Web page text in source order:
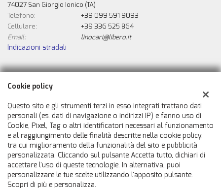
74027 San Giorgio Ionico (TA)
Telefono:
+39 099 591 9093
Cellulare:
+39 336 525 864
Email:
linocari@libero.it
Indicazioni stradali
Dati fiscali:
Automobili Caricasulo Snc
Via Carducci, 33, San Giorgio Ionico (TA)
C.F/P.IVA:02007050731
Registro delle imprese:TA
Cookie policy
Questo sito e gli strumenti terzi in esso integrati trattano dati
personali (es. dati di navigazione o indirizzi IP) e fanno uso di
Cookie, Pixel, Tag o altri identificatori necessari al funzionamento
e al raggiungimento delle finalità descritte nella cookie policy,
tra cui miglioramento della funzionalità del sito e pubblicità
personalizzata. Cliccando sul pulsante Accetta tutto, dichiari di
accettare l'uso di queste tecnologie. In alternativa, puoi
personalizzare le tue scelte utilizzando l'apposito pulsante.
Scopri di più e personalizza.